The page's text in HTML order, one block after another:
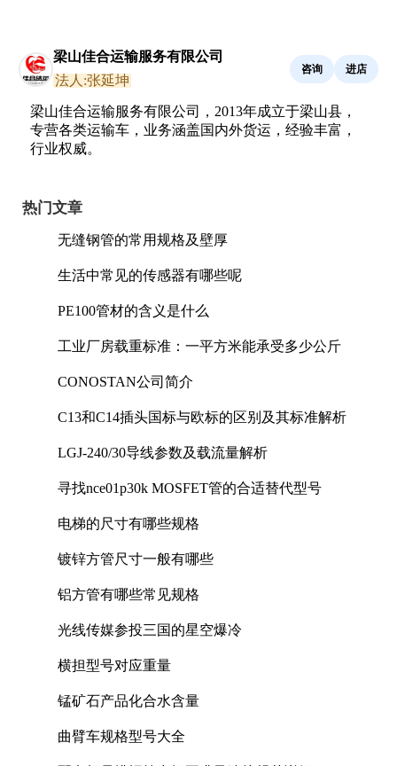
梁山佳合运输服务有限公司
法人:张延坤
咨询 进店
梁山佳合运输服务有限公司，2013年成立于梁山县，
专营各类运输车，业务涵盖国内外货运，经验丰富，
行业权威。
热门文章
无缝钢管的常用规格及壁厚
生活中常见的传感器有哪些呢
PE100管材的含义是什么
工业厂房载重标准：一平方米能承受多少公斤
CONOSTAN公司简介
C13和C14插头国标与欧标的区别及其标准解析
LGJ-240/30导线参数及载流量解析
寻找nce01p30k MOSFET管的合适替代型号
电梯的尺寸有哪些规格
镀锌方管尺寸一般有哪些
铝方管有哪些常见规格
光线传媒参投三国的星空爆冷
横担型号对应重量
锰矿石产品化合水含量
曲臂车规格型号大全